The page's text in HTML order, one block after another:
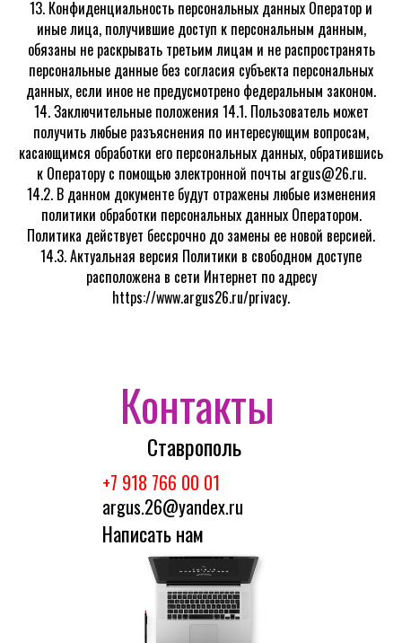
13. Конфиденциальность персональных данных Оператор и
иные лица, получившие доступ к персональным данным,
обязаны не раскрывать третьим лицам и не распространять
персональные данные без согласия субъекта персональных
данных, если иное не предусмотрено федеральным законом.
14. Заключительные положения 14.1. Пользователь может
получить любые разъяснения по интересующим вопросам,
касающимся обработки его персональных данных, обратившись
к Оператору с помощью электронной почты argus@26.ru.
14.2. В данном документе будут отражены любые изменения
политики обработки персональных данных Оператором.
Политика действует бессрочно до замены ее новой версией.
14.3. Актуальная версия Политики в свободном доступе
расположена в сети Интернет по адресу
https://www.argus26.ru/privacy.
+7 918 766 00 01
argus.26@yandex.ru
Ставрополь
Контакты
Написать нам